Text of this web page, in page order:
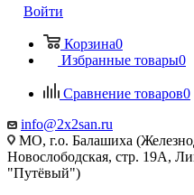
Войти
Корзина0
Избранные товары0
Сравнение товаров0
info@2x2san.ru
МО, г.о. Балашиха
Новослободская, стр. 19А,
"Путёвый")